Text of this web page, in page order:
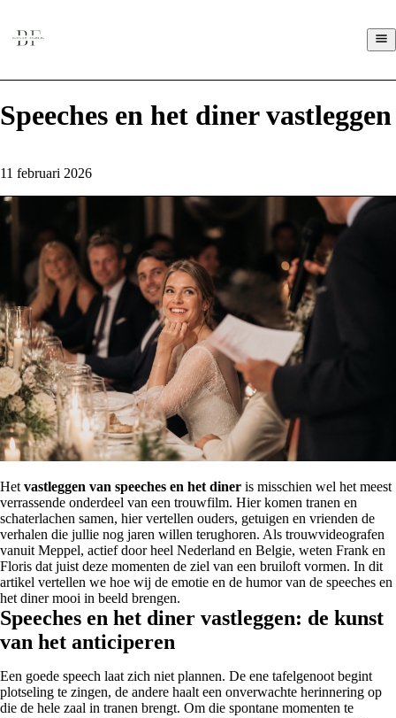
Speeches en het diner vastleggen
11 februari 2026
Het vastleggen van speeches en het diner is misschien wel het meest
verrassende onderdeel van een trouwfilm. Hier komen tranen en
schaterlachen samen, hier vertellen ouders, getuigen en vrienden de
verhalen die jullie nog jaren willen terughoren. Als trouwvideografen
vanuit Meppel, actief door heel Nederland en Belgie, weten Frank en
Floris dat juist deze momenten de ziel van een bruiloft vormen. In dit
artikel vertellen we hoe wij de emotie en de humor van de speeches en
het diner mooi in beeld brengen.
Speeches en het diner vastleggen: de kunst
van het anticiperen
Een goede speech laat zich niet plannen. De ene tafelgenoot begint
plotseling te zingen, de andere haalt een onverwachte herinnering op
die de hele zaal in tranen brengt. Om die spontane momenten te